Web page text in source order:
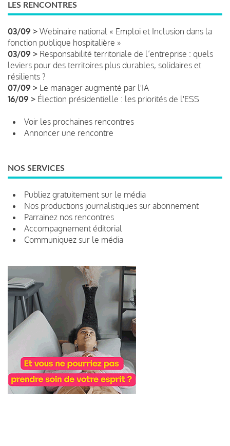
LES RENCONTRES
03/09 > Webinaire national « Emploi et Inclusion dans la
fonction publique hospitalière »
03/09 > Responsabilité territoriale de l’entreprise : quels
leviers pour des territoires plus durables, solidaires et
résilients ?
07/09 > Le manager augmenté par l'IA
16/09 > Élection présidentielle : les priorités de l'ESS
Voir les prochaines rencontres
Annoncer une rencontre
NOS SERVICES
Publiez gratuitement sur le média
Nos productions journalistiques sur abonnement
Parrainez nos rencontres
Accompagnement éditorial
Communiquez sur le média